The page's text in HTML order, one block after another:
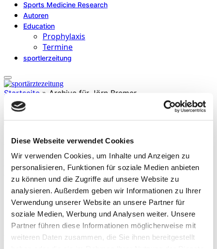
Diese Webseite verwendet Cookies
Wir verwenden Cookies, um Inhalte und Anzeigen zu
personalisieren, Funktionen für soziale Medien anbieten
zu können und die Zugriffe auf unsere Website zu
analysieren. Außerdem geben wir Informationen zu Ihrer
Verwendung unserer Website an unsere Partner für
soziale Medien, Werbung und Analysen weiter. Unsere
Partner führen diese Informationen möglicherweise mit
weiteren Daten zusammen, die Sie ihnen bereitgestellt
Sports Medicine Research
Autoren
Education
Prophylaxis
Termine
sportlerzeitung
Startseite » Archive für Jörn Bremer
Jörn Bremer
ist Physiotherapeut der deutschen Baseball Nationalmannschaft und
Geschäftsführer bei 360 Grad Personal Training, Darmstadt.
(Stand 2026)
Beiträge